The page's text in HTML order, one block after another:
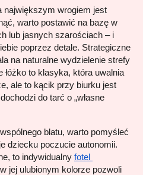
największym wrogiem jest
warto postawić na bazę w
lub jasnych szarościach – i
poprzez detale. Strategiczne
na naturalne wydzielenie strefy
to klasyka, która uwalnia
ale to kącik przy biurku jest
do tarć o „własne
blatu, warto pomyśleć
dziecku poczucie autonomii.
to indywidualny fotel
w jej ulubionym kolorze pozwoli